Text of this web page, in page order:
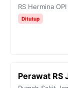
RS Hermina
Ditutup
Perawat RS